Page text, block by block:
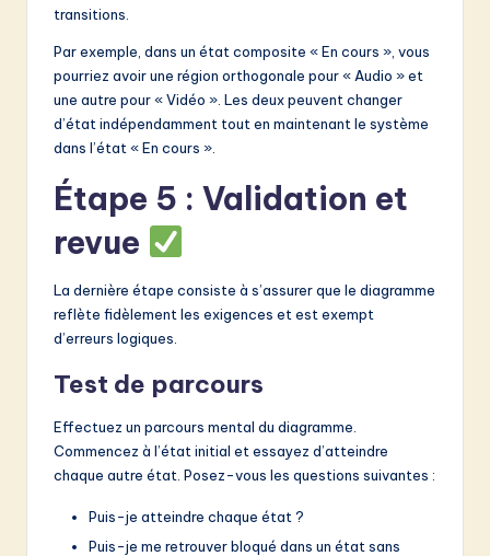
transitions.
Par exemple, dans un état composite « En cours », vous
pourriez avoir une région orthogonale pour « Audio » et
une autre pour « Vidéo ». Les deux peuvent changer
d’état indépendamment tout en maintenant le système
dans l’état « En cours ».
Étape 5 : Validation et
revue
La dernière étape consiste à s’assurer que le diagramme
reflète fidèlement les exigences et est exempt
d’erreurs logiques.
Test de parcours
Effectuez un parcours mental du diagramme.
Commencez à l’état initial et essayez d’atteindre
chaque autre état. Posez-vous les questions suivantes :
Puis-je atteindre chaque état ?
Puis-je me retrouver bloqué dans un état sans